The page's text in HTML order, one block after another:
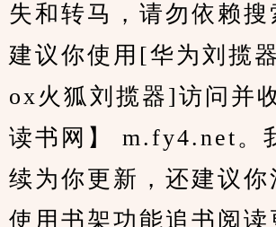
失和转马，请勿依赖搜
建议你使用[华为刘揽
ox火狐刘揽器]访问并
读书网】 m.fy4.net。
续为你更新，还建议你
使用书架功能追书阅读